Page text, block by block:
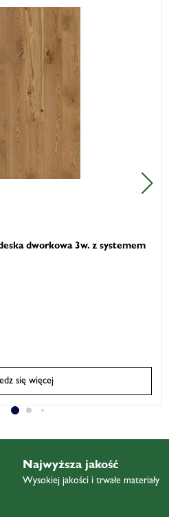
dworkowa 3w. z systemem
się więcej
Najwyższa jakość
Wysokiej jakości i trwałe materiały